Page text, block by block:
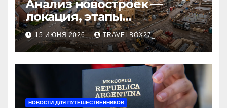
Анализ новостроек —
локация, этапы
строительства, проверка
застройщика, сценарии
оформления сделки и
рыночные ориентиры
15 ИЮНЯ 2026 TRAVELBOX27_
НОВОСТИ ДЛЯ ПУТЕШЕСТВЕННИКОВ